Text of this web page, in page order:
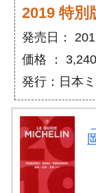
2019 特別
発売日：
価格 ：
発行：日本